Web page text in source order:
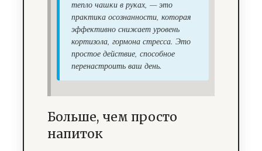
тепло чашки в руках, — это
практика осознанности, которая
эффективно снижает уровень
кортизола, гормона стресса. Это
простое действие, способное
перенастроить ваш день.
Больше, чем просто
напиток